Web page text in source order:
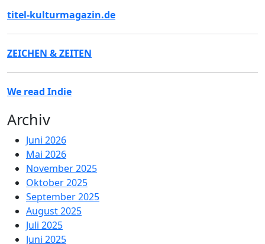
titel-kulturmagazin.de
ZEICHEN & ZEITEN
We read Indie
Archiv
Juni 2026
Mai 2026
November 2025
Oktober 2025
September 2025
August 2025
Juli 2025
Juni 2025